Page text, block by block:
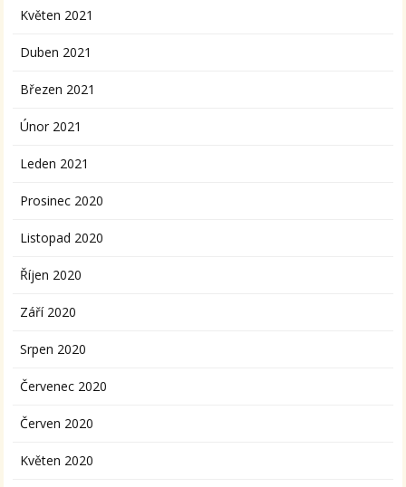
Květen 2021
Duben 2021
Březen 2021
Únor 2021
Leden 2021
Prosinec 2020
Listopad 2020
Říjen 2020
Září 2020
Srpen 2020
Červenec 2020
Červen 2020
Květen 2020